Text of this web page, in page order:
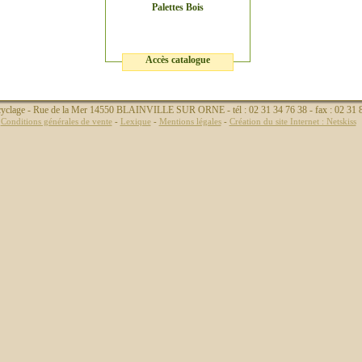
Palettes Bois
Accès catalogue
- Rue de la Mer 14550 BLAINVILLE SUR ORNE - tél : 02 31 34 76 38 - fax : 02 31
Conditions générales de vente- Lexique- Mentions légales- Création du site Internet : Netskiss